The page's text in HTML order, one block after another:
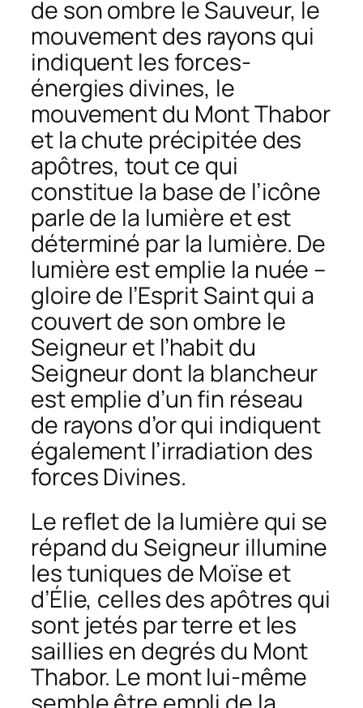
de son ombre le Sauveur, le
mouvement des rayons qui
indiquent les forces-
énergies divines, le
mouvement du Mont Thabor
et la chute précipitée des
apôtres, tout ce qui
constitue la base de l’icône
parle de la lumière et est
déterminé par la lumière. De
lumière est emplie la nuée –
gloire de l’Esprit Saint qui a
couvert de son ombre le
Seigneur et l’habit du
Seigneur dont la blancheur
est emplie d’un fin réseau
de rayons d’or qui indiquent
également l’irradiation des
forces Divines.
Le reflet de la lumière qui se
répand du Seigneur illumine
les tuniques de Moïse et
d’Élie, celles des apôtres qui
sont jetés par terre et les
saillies en degrés du Mont
Thabor. Le mont lui-même